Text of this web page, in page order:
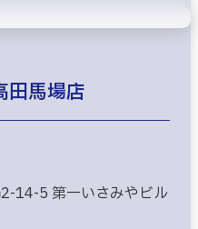
田馬場店
14-5 第一いさみやビル